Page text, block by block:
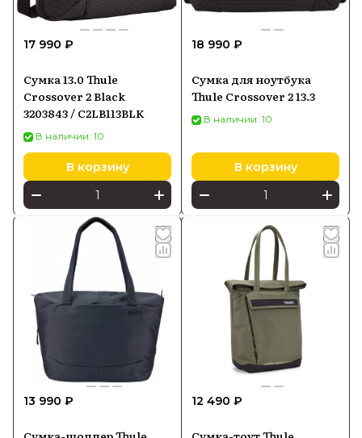
17 990 ₽
Сумка 13.0 Thule
Crossover 2 Black
3203843 / C2LB113BLK
В наличии: 10
В корзину
18 990 ₽
Сумка для ноутбука
Thule Crossover 2 13.3
В наличии: 10
В корзину
13 990 ₽ 12 490 ₽